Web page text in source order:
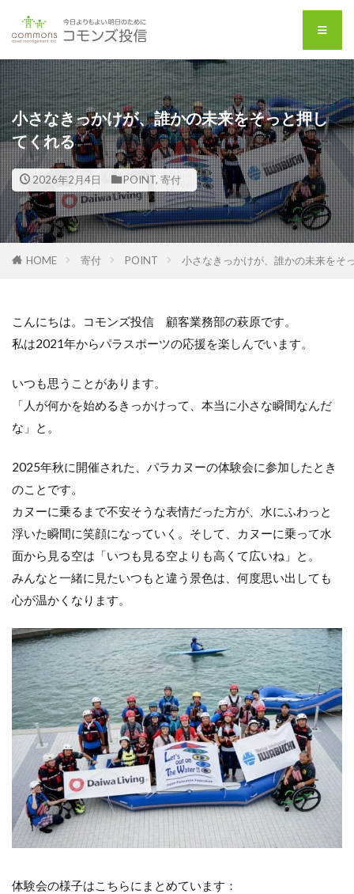
小さなきっかけが、誰かの未来をそっと押し
てくれる
2026年2月4日 POINT, 寄付
HOME 寄付 POINT 小さなきっかけが、誰かの未来をそ
こんにちは。コモンズ投信 顧客業務部の萩原です。
私は2021年からパラスポーツの応援を楽しんでいます。
いつも思うことがあります。
「人が何かを始めるきっかけって、本当に小さな瞬間なんだ
な」と。
2025年秋に開催された、パラカヌーの体験会に参加したとき
のことです。
カヌーに乗るまで不安そうな表情だった方が、水にふわっと
浮いた瞬間に笑顔になっていく。そして、カヌーに乗って水
面から見る空は「いつも見る空よりも高くて広いね」と。
みんなと一緒に見たいつもと違う景色は、何度思い出しても
心が温かくなります。
体験会の様子はこちらにまとめています：